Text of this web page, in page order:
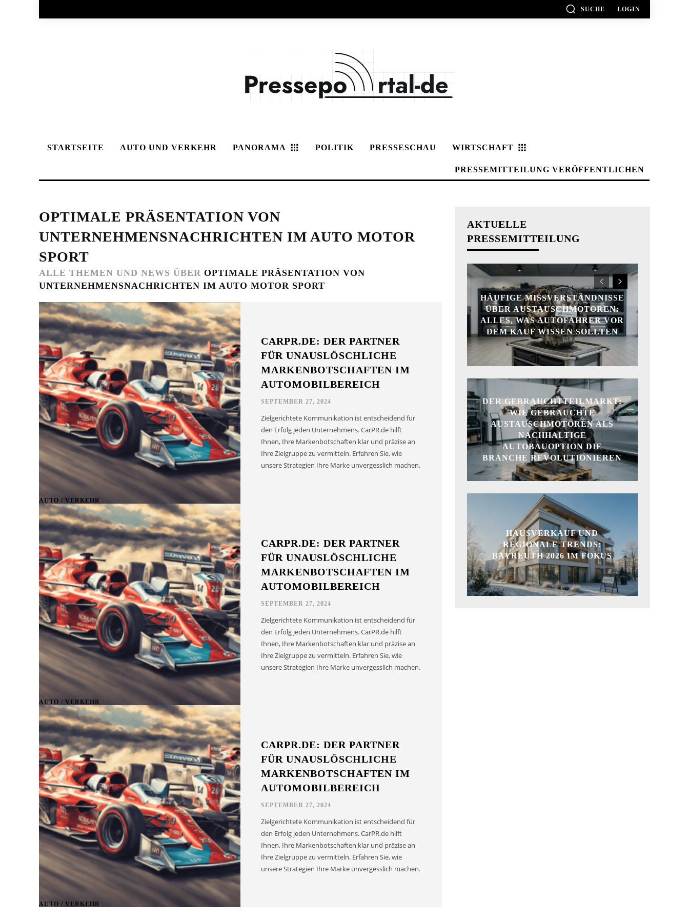
SUCHE LOGIN
STARTSEITE AUTO UND VERKEHR PANORAMA POLITIK PRESSESCHAU WIRTSCHAFT
PRESSEMITTEILUNG VERÖFFENTLICHEN
OPTIMALE PRÄSENTATION VON
UNTERNEHMENSNACHRICHTEN IM AUTO MOTOR
SPORT
ALLE THEMEN UND NEWS ÜBER OPTIMALE PRÄSENTATION VON
UNTERNEHMENSNACHRICHTEN IM AUTO MOTOR SPORT
AUTO / VERKEHR
CARPR.DE: DER PARTNER
FÜR UNAUSLÖSCHLICHE
MARKENBOTSCHAFTEN IM
AUTOMOBILBEREICH
SEPTEMBER 27, 2024
Zielgerichtete Kommunikation ist entscheidend für
den Erfolg jeden Unternehmens. CarPR.de hilft
Ihnen, Ihre Markenbotschaften klar und präzise an
Ihre Zielgruppe zu vermitteln. Erfahren Sie, wie
unsere Strategien Ihre Marke unvergesslich machen.
AUTO / VERKEHR
CARPR.DE: DER PARTNER
FÜR UNAUSLÖSCHLICHE
MARKENBOTSCHAFTEN IM
AUTOMOBILBEREICH
SEPTEMBER 27, 2024
Zielgerichtete Kommunikation ist entscheidend für
den Erfolg jeden Unternehmens. CarPR.de hilft
Ihnen, Ihre Markenbotschaften klar und präzise an
Ihre Zielgruppe zu vermitteln. Erfahren Sie, wie
unsere Strategien Ihre Marke unvergesslich machen.
AUTO / VERKEHR
CARPR.DE: DER PARTNER
FÜR UNAUSLÖSCHLICHE
MARKENBOTSCHAFTEN IM
AUTOMOBILBEREICH
SEPTEMBER 27, 2024
Zielgerichtete Kommunikation ist entscheidend für
den Erfolg jeden Unternehmens. CarPR.de hilft
Ihnen, Ihre Markenbotschaften klar und präzise an
Ihre Zielgruppe zu vermitteln. Erfahren Sie, wie
unsere Strategien Ihre Marke unvergesslich machen.
AKTUELLE
PRESSEMITTEILUNG
HÄUFIGE MISSVERSTÄNDNISSE
ÜBER AUSTAUSCHMOTOREN:
ALLES, WAS AUTOFAHRER VOR
DEM KAUF WISSEN SOLLTEN
DER GEBRAUCHTTEILMARKT:
WIE GEBRAUCHTE
AUSTAUSCHMOTOREN ALS
NACHHALTIGE
AUTOBAUOPTION DIE
BRANCHE REVOLUTIONIEREN
HAUSVERKAUF UND
REGIONALE TRENDS:
BAYREUTH 2026 IM FOKUS